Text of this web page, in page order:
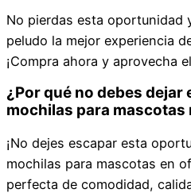
No pierdas esta oportunidad
peludo la mejor experiencia
¡Compra ahora y aprovecha
¿Por qué no debes
mochilas para mascotas
¡No dejes escapar esta
mochilas para mascotas en
perfecta de comodidad,